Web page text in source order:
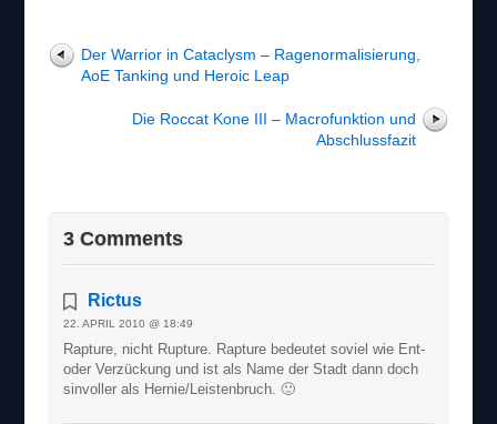
Der Warrior in Cataclysm – Ragenormalisierung,
AoE Tanking und Heroic Leap
Die Roccat Kone III – Macrofunktion und
Abschlussfazit
3 Comments
Rictus
22. APRIL 2010 @ 18:49
Rapture, nicht Rupture. Rapture bedeutet soviel wie Ent-
oder Verzückung und ist als Name der Stadt dann doch
sinvoller als Hernie/Leistenbruch. 🙂